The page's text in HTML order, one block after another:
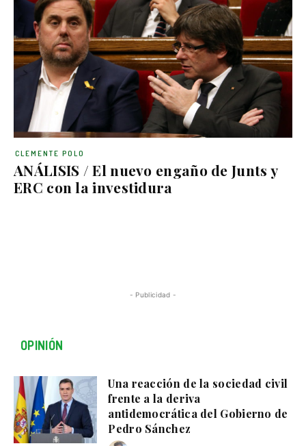
ANÁLISIS / El nuevo engaño de Junts y
ERC con la investidura
CLEMENTE POLO
- Publicidad -
OPINIÓN
Una reacción de la sociedad civil
frente a la deriva
antidemocrática del Gobierno de
Pedro Sánchez